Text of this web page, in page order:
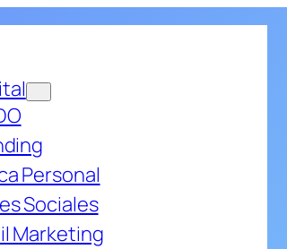
Personal
Sociales
Marketing